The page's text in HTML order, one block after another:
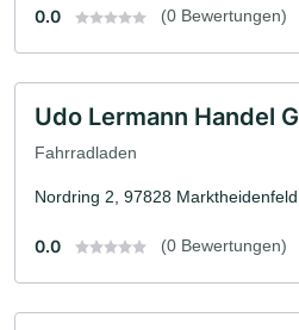
0.0 (0 Bewertungen)
Udo Lermann Handel
Fahrradladen
Nordring 2, 97828 Marktheidenfeld
0.0 (0 Bewertungen)